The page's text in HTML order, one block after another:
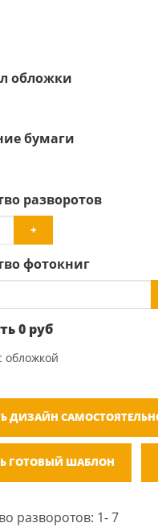
обложки
бумаги
разворотов
+
фотокниг
0 руб
обложкой
ДИЗАЙН
ГОТОВЫЙ ШАБЛОН
разворотов: 1- 7